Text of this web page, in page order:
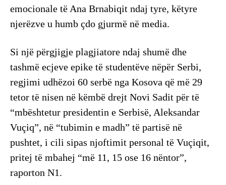
emocionale të Ana Brnabiqit ndaj tyre, këtyre
njerëzve u humb çdo gjurmë në media.
Si një përgjigje plagjiatore ndaj shumë dhe
tashmë ecjeve epike të studentëve nëpër Serbi,
regjimi udhëzoi 60 serbë nga Kosova që më 29
tetor të nisen në këmbë drejt Novi Sadit për të
“mbështetur presidentin e Serbisë, Aleksandar
Vuçiq”, në “tubimin e madh” të partisë në
pushtet, i cili sipas njoftimit personal të Vuçiqit,
pritej të mbahej “më 11, 15 ose 16 nëntor”,
raporton N1.